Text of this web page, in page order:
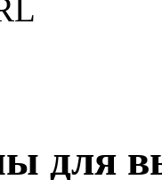
для